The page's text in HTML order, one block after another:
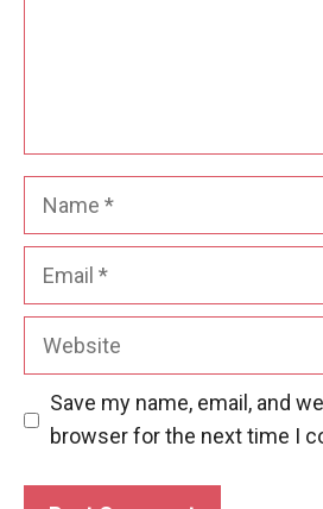
Website
Save my name, email, and
browser for the next time I